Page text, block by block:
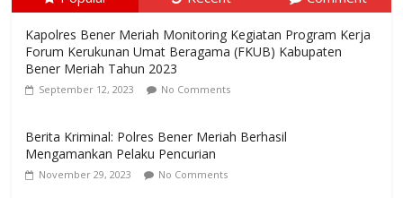
Kapolres Bener Meriah Monitoring Kegiatan Program Kerja
Forum Kerukunan Umat Beragama (FKUB) Kabupaten
Bener Meriah Tahun 2023
September 12, 2023 No Comments
Berita Kriminal: Polres Bener Meriah Berhasil
Mengamankan Pelaku Pencurian
November 29, 2023 No Comments